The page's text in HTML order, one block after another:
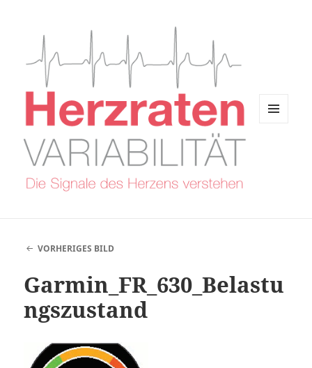
VORHERIGES BILD
Garmin_FR_630_Belastu
ngszustand